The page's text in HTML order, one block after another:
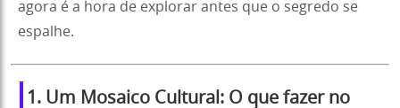
agora é a hora de explorar antes que o segredo se
espalhe.
1. Um Mosaico Cultural: O que fazer no